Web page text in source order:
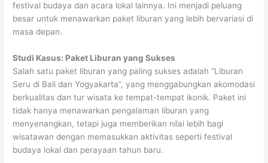
festival budaya dan acara lokal lainnya. Ini menjadi peluang
besar untuk menawarkan paket liburan yang lebih bervariasi di
masa depan.
Studi Kasus: Paket Liburan yang Sukses
Salah satu paket liburan yang paling sukses adalah “Liburan
Seru di Bali dan Yogyakarta”, yang menggabungkan akomodasi
berkualitas dan tur wisata ke tempat-tempat ikonik. Paket ini
tidak hanya menawarkan pengalaman liburan yang
menyenangkan, tetapi juga memberikan nilai lebih bagi
wisatawan dengan memasukkan aktivitas seperti festival
budaya lokal dan perayaan tahun baru.